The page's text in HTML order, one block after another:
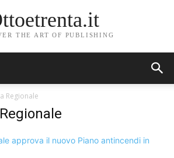
THE ART OF PUBLISHING
Regionale